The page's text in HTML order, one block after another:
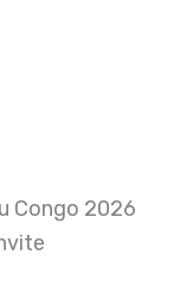
Congo 2026